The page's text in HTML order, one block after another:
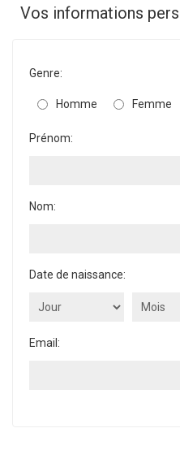
Vos informations
Genre:
Homme Femme
Prénom:
Nom:
Date de naissance:
Email: